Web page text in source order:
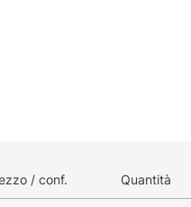
/ conf. Quantità